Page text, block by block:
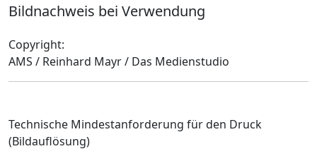
Bildnachweis bei Verwendung
Copyright:
AMS / Reinhard Mayr / Das Medienstudio
Technische Mindestanforderung für den Druck
(Bildauflösung)